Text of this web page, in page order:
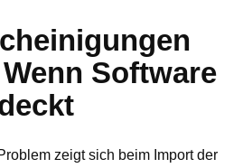
Software
zeigt sich beim Import der